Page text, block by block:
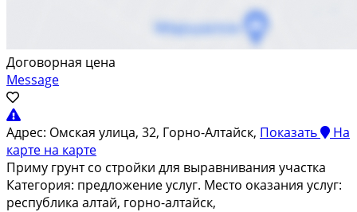
Договорная цена
Message
Адрес: Омская улица, 32, Горно-Алтайск, Показать
На
карте на карте
Приму грунт со стройки для выравнивания участка
Категория: предложение услуг. Место оказания услуг:
республика алтай, горно-алтайск,